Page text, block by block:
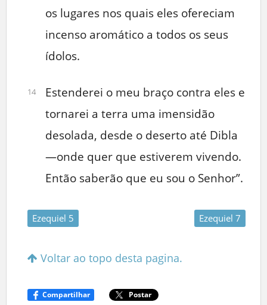
os lugares nos quais eles ofereciam
incenso aromático a todos os seus
ídolos.
14
Estenderei o meu braço contra eles e
tornarei a terra uma imensidão
desolada, desde o deserto até Dibla
—onde quer que estiverem vivendo.
Então saberão que eu sou o Senhor”.
Ezequiel 5 Ezequiel 7
Voltar ao topo desta pagina.
Compartilhar Postar